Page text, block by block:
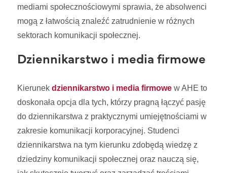
mediami społecznościowymi sprawia, że absolwenci
mogą z łatwością znaleźć zatrudnienie w różnych
sektorach komunikacji społecznej.
Dziennikarstwo i media firmowe
Kierunekdziennikarstwo i media firmowe w AHE to
doskonała opcja dla tych, którzy pragną łączyć pasję
do dziennikarstwa z praktycznymi umiejętnościami w
zakresie komunikacji korporacyjnej. Studenci
dziennikarstwa na tym kierunku zdobędą wiedzę z
dziedziny komunikacji społecznej oraz nauczą się,